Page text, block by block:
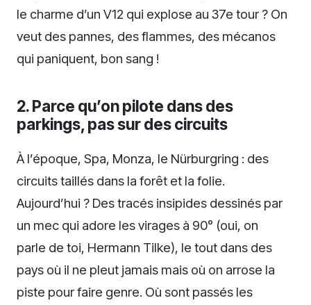
le charme d’un V12 qui explose au 37e tour ? On
veut des pannes, des flammes, des mécanos
qui paniquent, bon sang !
2. Parce qu’on pilote dans des
parkings, pas sur des circuits
À l’époque, Spa, Monza, le Nürburgring : des
circuits taillés dans la forêt et la folie.
Aujourd’hui ? Des tracés insipides dessinés par
un mec qui adore les virages à 90° (oui, on
parle de toi, Hermann Tilke), le tout dans des
pays où il ne pleut jamais mais où on arrose la
piste pour faire genre. Où sont passés les